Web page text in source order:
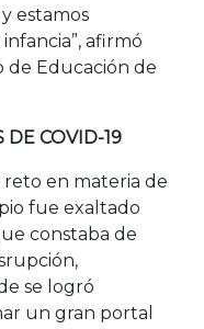
estamos
afirmó
de Educación de
DE COVID-19
en materia de
fue exaltado
constaba de
se logró
un gran portal